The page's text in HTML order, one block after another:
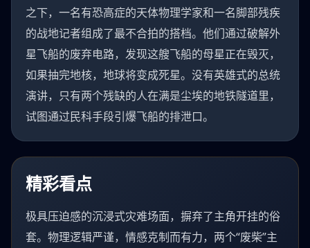
之下，一名有恐高症的天体物理学家和一名脚部残疾
的战地记者组成了最不合拍的搭档。他们通过破解外
星飞船的废弃电路，发现这艘飞船的母星正在毁灭，
如果抽完地核，地球将变成死星。没有英雄式的总统
演讲，只有两个残缺的人在满是尘埃的地铁隧道里，
试图通过民科手段引爆飞船的排泄口。
精彩看点
极具压迫感的沉浸式灾难场面，摒弃了主角开挂的俗
套。物理逻辑严谨，情感克制而有力，两个“废柴”主